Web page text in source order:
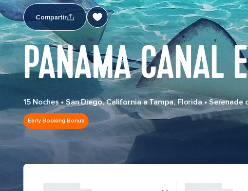
Compartir
PANAMA CANAL
15 Noches•San Diego, California a Tampa, Florida• Serenade
Early Booking Bonus